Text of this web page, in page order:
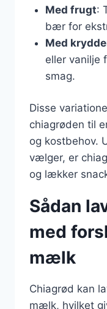
Med frugt:
bær for
Med
eller vanilje
smag.
Disse
chiagrøden til
og kostbehov.
vælger, er
og lækker
Sådan
med
mælk
Chiagrød kan
mælk, hvilket